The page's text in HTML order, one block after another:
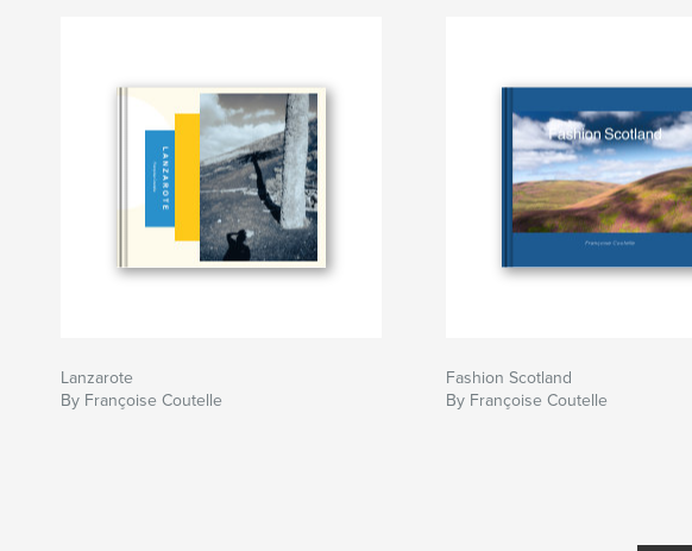
Lanzarote
By Françoise Coutelle
Fashion Scotland
By Françoise Coutelle